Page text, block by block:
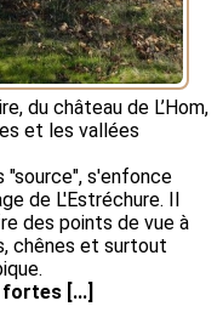
du château de L’Hom,
et les vallées
"source", s'enfonce
de L'Estréchure. Il
des points de vue à
chênes et surtout
[...]